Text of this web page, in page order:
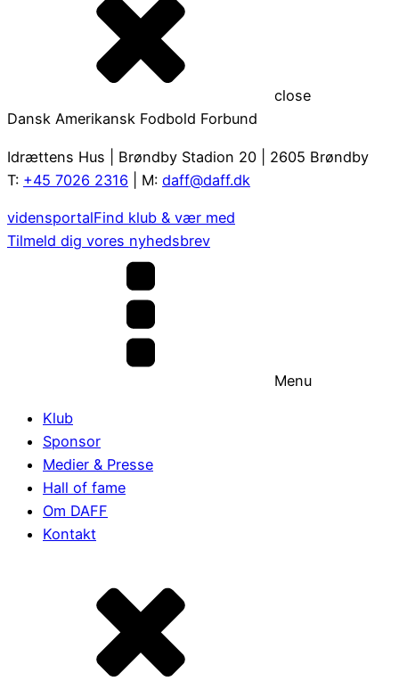
close
Dansk Amerikansk Fodbold Forbund
Idrættens Hus | Brøndby Stadion 20 | 2605 Brøndby
T: +45 7026 2316 | M: daff@daff.dk
vidensportalFind klub & vær med
Tilmeld dig vores nyhedsbrev
Menu
Klub
Sponsor
Medier & Presse
Hall of fame
Om DAFF
Kontakt